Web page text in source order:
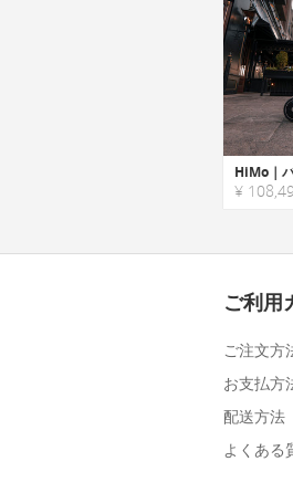
¥
ご利用
ご注文方
お支払方
配送方法
よくある